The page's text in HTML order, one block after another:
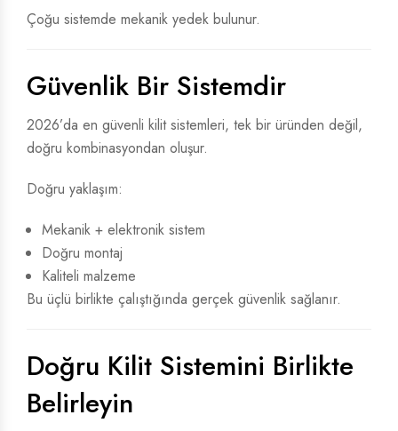
Çoğu sistemde mekanik yedek bulunur.
Güvenlik Bir Sistemdir
2026’da en güvenli kilit sistemleri, tek bir üründen değil,
doğru kombinasyondan oluşur.
Doğru yaklaşım:
Mekanik + elektronik sistem
Doğru montaj
Kaliteli malzeme
Bu üçlü birlikte çalıştığında gerçek güvenlik sağlanır.
Doğru Kilit Sistemini Birlikte
Belirleyin